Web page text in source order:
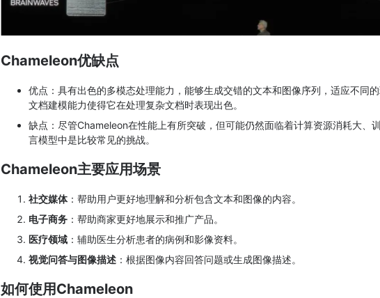
Chameleon优缺点
优点：具有出色的多模态处理能力，能够生成交错的文本和图像序列，适应不同
文档建模能力使得它在处理复杂文档时表现出色。
缺点：尽管Chameleon在性能上有所突破，但可能仍然面临着计算资源消耗大、
言模型中是比较常见的挑战。
Chameleon主要应用场景
社交媒体：帮助用户更好地理解和分析包含文本和图像的内容。
电子商务 ：帮助商家更好地展示和推广产品。
医疗领域 ：辅助医生分析患者的病例和影像资料。
视觉问答与图像描述 ：根据图像内容回答问题或生成图像描述。
如何使用Chameleon